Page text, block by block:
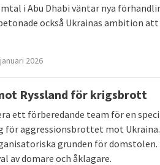
i Abu Dhabi väntar nya
också Ukrainas ambition
2026
Ryssland för krigsbrott
ett förberedande team för en
för aggressionsbrottet mot
grunden för domstolen.
av domare och åklagare.